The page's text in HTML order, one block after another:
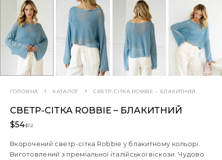
ГОЛОВНА КАТАЛОГ СВЕТР-СІТКА ROBBIE – БЛАКИТНИЙ
СВЕТР-СІТКА ROBBIE – БЛАКИТНИЙ
$72
$54
Вкорочений светр-сітка Robbie у блакитному кольорі.
Виготовлений з преміальної італійської віскози. Чудово